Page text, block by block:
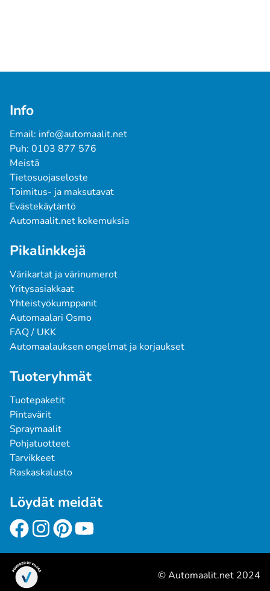
Info
Email: info@automaalit.net
Puh: 0103 877 576
Meistä
Tietosuojaseloste
Toimitus- ja maksutavat
Evästekäytäntö
Automaalit.net kokemuksia
Pikalinkkejä
Värikartat ja värinumerot
Yritysasiakkaat
Yhteistyökumppanit
Automaalari Osmo
FAQ / UKK
Automaalauksen ongelmat ja korjaukset
Tuoteryhmät
Tuotepaketit
Pintavärit
Spraymaalit
Pohjatuotteet
Tarvikkeet
Raskaskalusto
Löydät meidät
© Automaalit.net 2024